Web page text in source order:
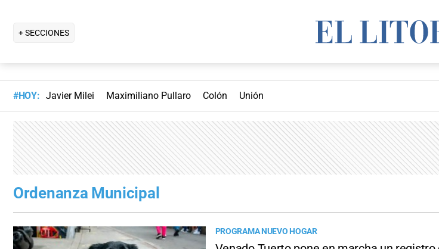
+ SECCIONES
#HOY: Javier Milei Maximiliano Pullaro Colón Unión
Ordenanza Municipal
PROGRAMA NUEVO HOGAR